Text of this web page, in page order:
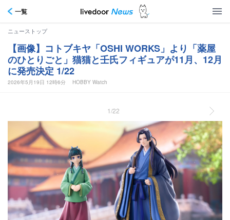
一覧
ニューストップ
【画像】コトブキヤ「OSHI WORKS」より「薬屋
のひとりごと」猫猫と壬氏フィギュアが11月、12月
に発売決定 1/22
2026年5月19日 12時6分 HOBBY Watch
1/22